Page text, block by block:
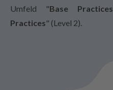
Umfeld "Base Practices
Practices" (Level 2).